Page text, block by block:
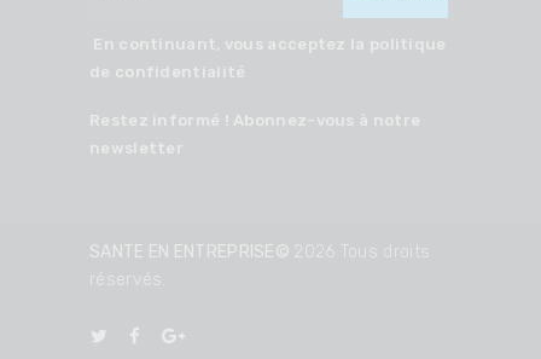
En continuant, vous acceptez la politique
de confidentialité
Restez informé ! Abonnez-vous à notre
newsletter
SANTE EN ENTREPRISE© 2026 Tous droits
réservés.